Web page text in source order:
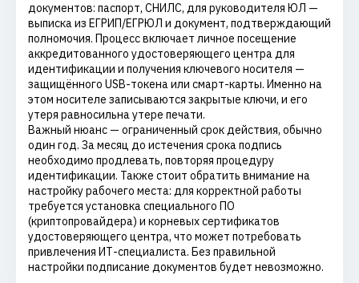
документов: паспорт, СНИЛС, для руководителя ЮЛ —
выписка из ЕГРИП/ЕГРЮЛ и документ, подтверждающий
полномочия. Процесс включает личное посещение
аккредитованного удостоверяющего центра для
идентификации и получения ключевого носителя —
защищённого USB-токена или смарт-карты. Именно на
этом носителе записываются закрытые ключи, и его
утеря равносильна утере печати.
Важный нюанс — ограниченный срок действия, обычно
один год. За месяц до истечения срока подпись
необходимо продлевать, повторяя процедуру
идентификации. Также стоит обратить внимание на
настройку рабочего места: для корректной работы
требуется установка специального ПО
(криптопровайдера) и корневых сертификатов
удостоверяющего центра, что может потребовать
привлечения ИТ-специалиста. Без правильной
настройки подписание документов будет невозможно.